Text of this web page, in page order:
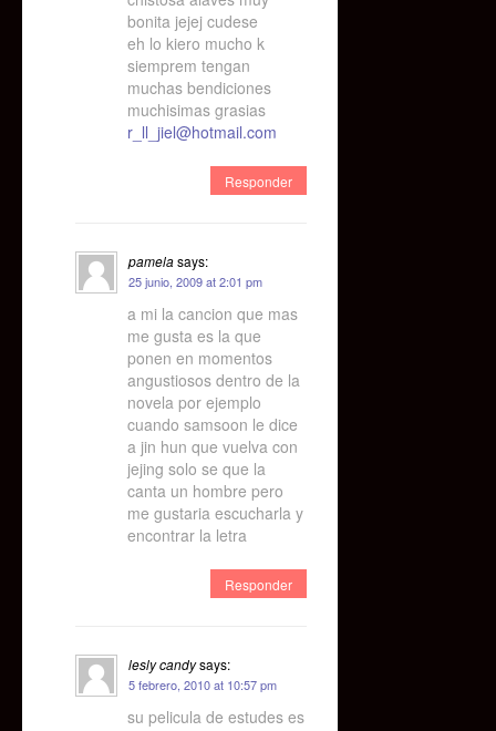
bonita jejej cudese
eh lo kiero mucho k
siemprem tengan
muchas bendiciones
muchisimas grasias
r_ll_jiel@hotmail.com
Responder
pamelasays:
25 junio, 2009 at 2:01 pm
a mi la cancion que mas
me gusta es la que
ponen en momentos
angustiosos dentro de la
novela por ejemplo
cuando samsoon le dice
a jin hun que vuelva con
jejing solo se que la
canta un hombre pero
me gustaria escucharla y
encontrar la letra
Responder
lesly candysays:
5 febrero, 2010 at 10:57 pm
su pelicula de estudes es